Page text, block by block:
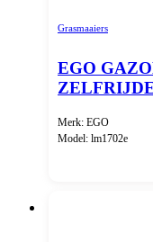
Grasmaaiers
EGO
Merk: EGO
Model: lm1702e